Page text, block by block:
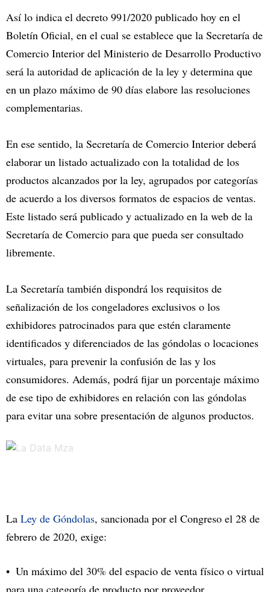
Así lo indica el decreto 991/2020 publicado hoy en el
Boletín Oficial, en el cual se establece que la Secretaría de
Comercio Interior del Ministerio de Desarrollo Productivo
será la autoridad de aplicación de la ley y determina que
en un plazo máximo de 90 días elabore las resoluciones
complementarias.
En ese sentido, la Secretaría de Comercio Interior deberá
elaborar un listado actualizado con la totalidad de los
productos alcanzados por la ley, agrupados por categorías
de acuerdo a los diversos formatos de espacios de ventas.
Este listado será publicado y actualizado en la web de la
Secretaría de Comercio para que pueda ser consultado
libremente.
La Secretaría también dispondrá los requisitos de
señalización de los congeladores exclusivos o los
exhibidores patrocinados para que estén claramente
identificados y diferenciados de las góndolas o locaciones
virtuales, para prevenir la confusión de las y los
consumidores. Además, podrá fijar un porcentaje máximo
de ese tipo de exhibidores en relación con las góndolas
para evitar una sobre presentación de algunos productos.
La Ley de Góndolas, sancionada por el Congreso el 28 de
febrero de 2020, exige:
Un máximo del 30% del espacio de venta físico o virtual
para una categoría de producto por proveedor.